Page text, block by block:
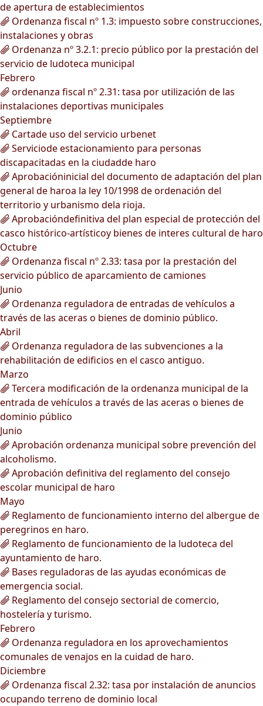
de apertura de establecimientos
Ordenanza fiscal nº 1.3: impuesto sobre construcciones,
instalaciones y obras
Ordenanza nº 3.2.1: precio público por la prestación del
servicio de ludoteca municipal
Febrero
ordenanza fiscal nº 2.31: tasa por utilización de las
instalaciones deportivas municipales
Septiembre
Cartade uso del servicio urbenet
Serviciode estacionamiento para personas
discapacitadas en la ciudadde haro
Aprobacióninicial del documento de adaptación del plan
general de haroa la ley 10/1998 de ordenación del
territorio y urbanismo dela rioja.
Aprobacióndefinitiva del plan especial de protección del
casco histórico-artísticoy bienes de interes cultural de haro
Octubre
Ordenanza fiscal nº 2.33: tasa por la prestación del
servicio público de aparcamiento de camiones
Junio
Ordenanza reguladora de entradas de vehículos a
través de las aceras o bienes de dominio público.
Abril
Ordenanza reguladora de las subvenciones a la
rehabilitación de edificios en el casco antiguo.
Marzo
Tercera modificación de la ordenanza municipal de la
entrada de vehículos a través de las aceras o bienes de
dominio público
Junio
Aprobación ordenanza municipal sobre prevención del
alcoholismo.
Aprobación definitiva del reglamento del consejo
escolar municipal de haro
Mayo
Reglamento de funcionamiento interno del albergue de
peregrinos en haro.
Reglamento de funcionamiento de la ludoteca del
ayuntamiento de haro.
Bases reguladoras de las ayudas económicas de
emergencia social.
Reglamento del consejo sectorial de comercio,
hostelería y turismo.
Febrero
Ordenanza reguladora en los aprovechamientos
comunales de venajos en la cuidad de haro.
Diciembre
Ordenanza fiscal 2.32: tasa por instalación de anuncios
ocupando terreno de dominio local